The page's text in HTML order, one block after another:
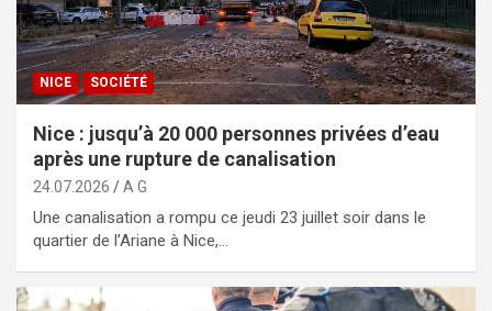
NICE SOCIÉTÉ
Nice : jusqu’à 20 000 personnes privées d’eau
après une rupture de canalisation
24.07.2026 A G
Une canalisation a rompu ce jeudi 23 juillet soir dans le
quartier de l’Ariane à Nice,…